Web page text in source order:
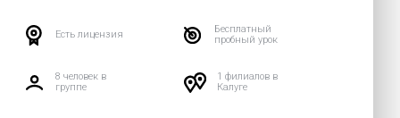
Есть лицензия
Бесплатный
пробный урок
8 человек в
группе
1 филиалов в
Калуге